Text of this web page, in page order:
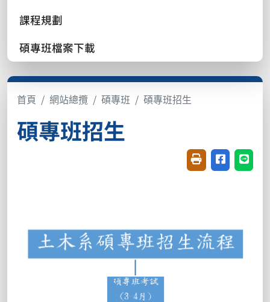
課程規劃
碩專班檔案下載
首頁 網站總攬 碩專班 碩專班招生
碩專班招生
友善列印(開新視
分享至臉書
分享